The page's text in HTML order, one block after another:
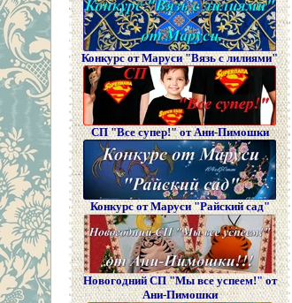
Конкурс от Маруси "Вязь с лилиями"
СП "Все супер!" от Ани-Пимошки
Конкурс от Маруси "Райский сад"
Новогодний СП "Мы все успеем!" от
Ани-Пимошки